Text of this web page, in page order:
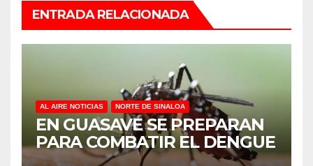
ENTRADA RELACIONADA
AL AIRE NOTICIAS NORTE DE SINALOA
EN GUASAVE SE PREPARAN
PARA COMBATIR EL DENGUE